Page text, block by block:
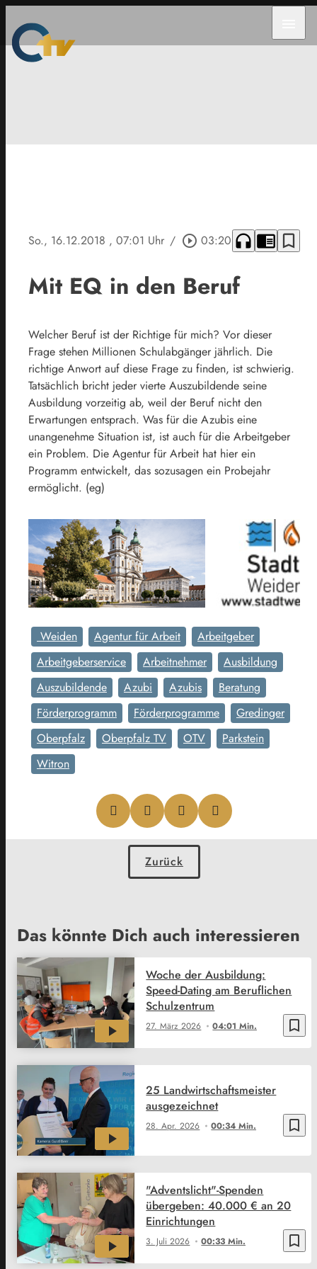
So., 16.12.2018 , 07:01 Uhr / play_circle_outline 03:20 headphones chrome_reader_mode bookmark_border
Mit EQ in den Beruf
Welcher Beruf ist der Richtige für mich? Vor dieser
Frage stehen Millionen Schulabgänger jährlich. Die
richtige Anwort auf diese Frage zu finden, ist schwierig.
Tatsächlich bricht jeder vierte Auszubildende seine
Ausbildung vorzeitig ab, weil der Beruf nicht den
Erwartungen entsprach. Was für die Azubis eine
unangenehme Situation ist, ist auch für die Arbeitgeber
ein Problem. Die Agentur für Arbeit hat hier ein
Programm entwickelt, das sozusagen ein Probejahr
ermöglicht. (eg)
Weiden Agentur für Arbeit
Arbeitgeber
Arbeitgeberservice
Arbeitnehmer
Ausbildung
Auszubildende
Azubi Azubis
Beratung
Förderprogramm
Förderprogramme
Gredinger
Oberpfalz
Oberpfalz TV OTV
Parkstein
Witron
Zurück
Das könnte Dich auch interessieren
bookmark_border
27. März 2026 04:01 Min.
Woche der Ausbildung:
Speed-Dating am Beruflichen
Schulzentrum
bookmark_border
28. Apr. 2026 00:34 Min.
25 Landwirtschaftsmeister
ausgezeichnet
bookmark_border
3. Juli 2026 00:33 Min.
"Adventslicht"-Spenden
übergeben: 40.000 € an 20
Einrichtungen